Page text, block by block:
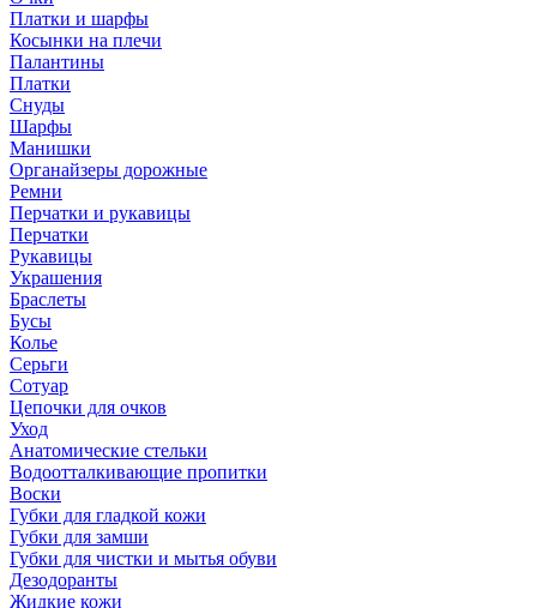
Платки и шарфы
Косынки на плечи
Палантины
Платки
Снуды
Шарфы
Манишки
Органайзеры дорожные
Ремни
Перчатки и рукавицы
Перчатки
Рукавицы
Украшения
Браслеты
Бусы
Колье
Серьги
Сотуар
Цепочки для очков
Уход
Анатомические стельки
Водоотталкивающие пропитки
Воски
Губки для гладкой кожи
Губки для замши
Губки для чистки и мытья обуви
Дезодоранты
Жидкие кожи